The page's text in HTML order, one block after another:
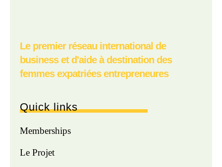
Le premier réseau international de
business et d'aide à destination des
femmes expatriées entrepreneures
Quick links
Memberships
Le Projet